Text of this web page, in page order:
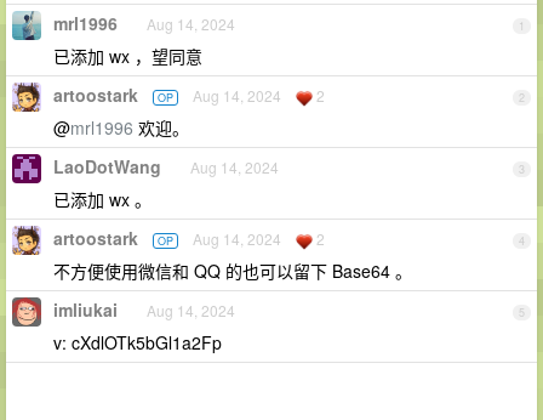
1
mrl1996 Aug 14, 2024
已添加 wx ，望同意
2
artoostark OP Aug 14, 2024 2
@mrl1996 欢迎。
3
LaoDotWang Aug 14, 2024
已添加 wx 。
4
artoostark OP Aug 14, 2024 2
不方便使用微信和 QQ 的也可以留下 Base64 。
5
imliukai Aug 14, 2024
v: cXdlOTk5bGl1a2Fp